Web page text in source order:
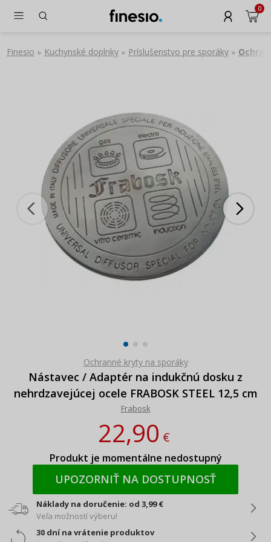
0
Finesio » Kuchynské doplnky » Príslušenstvo pre sporáky »
Ochranné kryty na sporáky
Nástavec / Adaptér na indukčnú dosku z
nehrdzavejúcej ocele FRABOSK STEEL 12,5 cm
Frabosk
22,90€
Produkt je momentálne nedostupný
UPOZORNIŤ NA DOSTUPNOSŤ
Náklady na doručenie: od 3,99 €
Veľa možností výberu!
30 dní na vrátenie produktov